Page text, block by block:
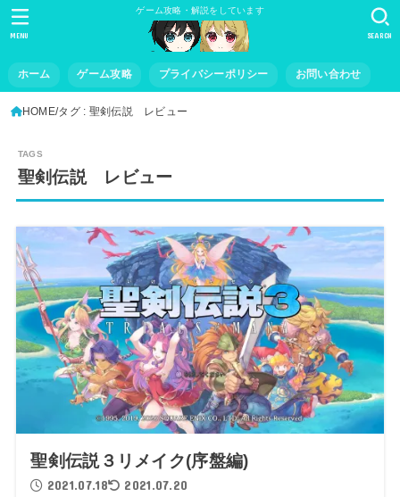
ゲーム攻略・解説をしています
ホーム ゲーム攻略 プライバシーポリシー お問い合わせ
SEARCH
MENU
HOME タグ : 聖剣伝説 レビュー
聖剣伝説 レビュー
聖剣伝説３リメイク(序盤編)
2021.07.18 2021.07.20